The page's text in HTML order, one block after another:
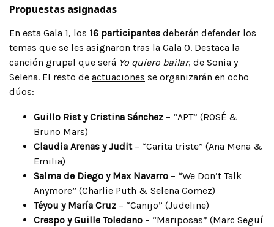
Propuestas asignadas
En esta Gala 1, los 16 participantes deberán defender los
temas que se les asignaron tras la Gala 0. Destaca la
canción grupal que será Yo quiero bailar, de Sonia y
Selena. El resto de actuaciones se organizarán en ocho
dúos:
Guillo Rist y Cristina Sánchez – “APT” (ROSÉ &
Bruno Mars)
Claudia Arenas y Judit– “Carita triste” (Ana Mena &
Emilia)
Salma de Diego y Max Navarro – “We Don’t Talk
Anymore” (Charlie Puth & Selena Gomez)
Téyou y María Cruz – “Canijo” (Judeline)
Crespo y Guille Toledano – “Mariposas” (Marc Seguí